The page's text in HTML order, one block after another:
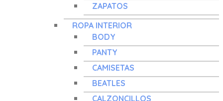
ZAPATOS
ROPA INTERIOR
BODY
PANTY
CAMISETAS
BEATLES
CALZONCILLOS